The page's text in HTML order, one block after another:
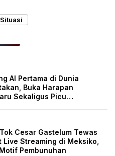
Situasi
AI Pertama di Dunia
Buka Harapan
Sekaligus Picu
Cesar Gastelum Tewas
Live Streaming di Meksiko,
Pembunuhan